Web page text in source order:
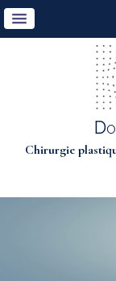
Chirurgie